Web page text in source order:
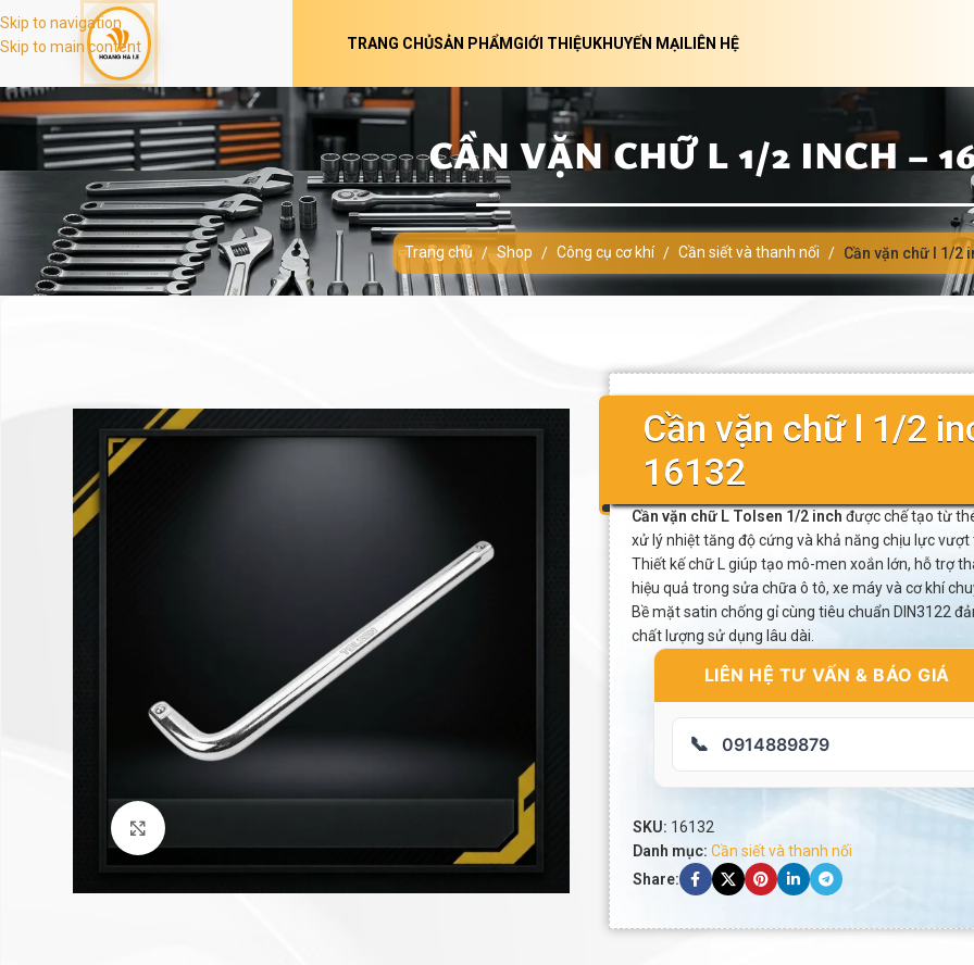
Skip to navigation
Skip to main content
TRANG CHỦSẢN PHẨMGIỚI THIỆUKHUYẾN MẠILIÊN HỆ
CẦN VẶN CHỮ L 1/2 INCH –
Trang chủ / Shop / Công cụ cơ khí / Cần siết và thanh nối / Cần vặn chữ l 1/2
Cần vặn chữ l 1/2
16132
Cần vặn chữ L Tolsen 1/2 inch được chế tạo từ
xử lý nhiệt tăng độ cứng và khả năng chịu lực vượt
Thiết kế chữ L giúp tạo mô-men xoắn lớn, hỗ trợ
hiệu quả trong sửa chữa ô tô, xe máy và cơ khí
Bề mặt satin chống gỉ cùng tiêu chuẩn DIN3122
chất lượng sử dụng lâu dài.
LIÊN HỆ TƯ VẤN & BÁO GIÁ
📞 0914889879
SKU: 16132
Danh mục: Cần siết và thanh nối
Share: